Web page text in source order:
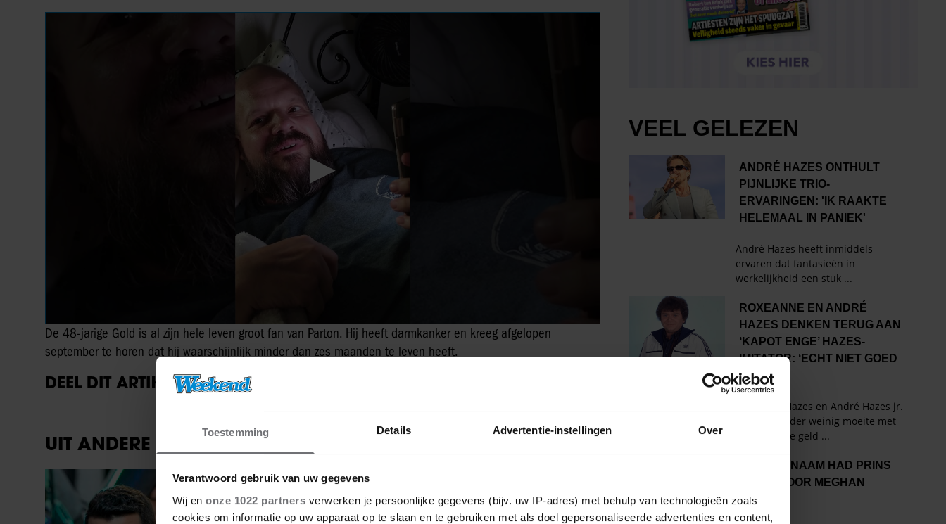
Toestemming Details Advertentie-instellingen Over
Verantwoord gebruik van uw gegevens
Wij en onze 1022 partners verwerken je persoonlijke gegevens (bijv. uw IP-adres) met behulp van technologieën zoals
cookies om informatie op uw apparaat op te slaan en te gebruiken met als doel gepersonaliseerde advertenties en content,
De 48-jarige Gold is al zijn hele leven groot fan van Parton. Hij heeft darmkanker en kreeg afgelopen
september te horen dat hij waarschijnlijk minder dan zes maanden te leven heeft.
DEEL DIT ARTIKEL OP SOCIAL MEDIA!
UIT ANDERE MEDIA
Party